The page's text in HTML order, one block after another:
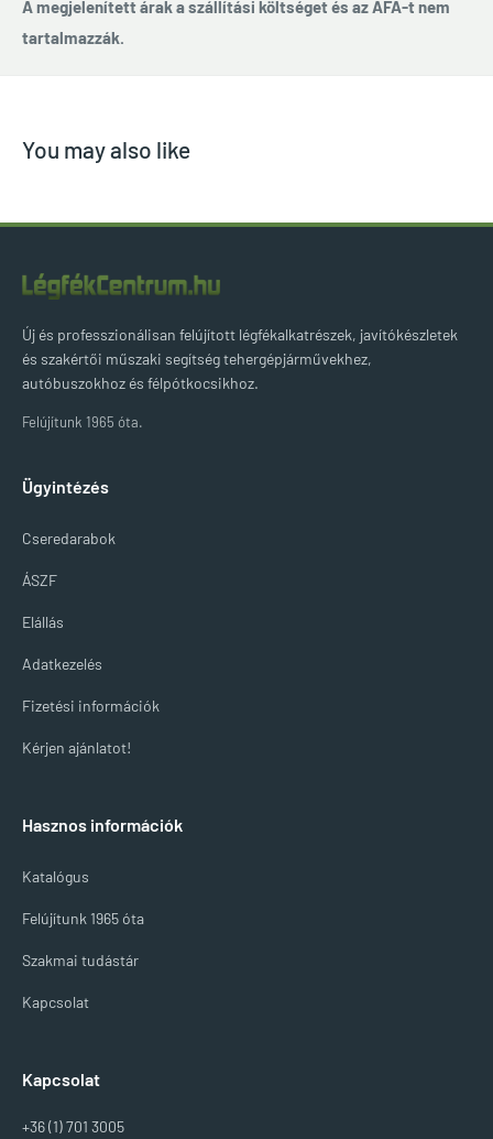
A megjelenített árak a szállítási költséget és az ÁFA-t nem
tartalmazzák.
You may also like
Új és professzionálisan felújított légfékalkatrészek, javítókészletek
és szakértői műszaki segítség tehergépjárművekhez,
autóbuszokhoz és félpótkocsikhoz.
Felújítunk 1965 óta.
Ügyintézés
Cseredarabok
ÁSZF
Elállás
Adatkezelés
Fizetési információk
Kérjen ajánlatot!
Hasznos információk
Katalógus
Felújítunk 1965 óta
Szakmai tudástár
Kapcsolat
Kapcsolat
+36 (1) 701 3005